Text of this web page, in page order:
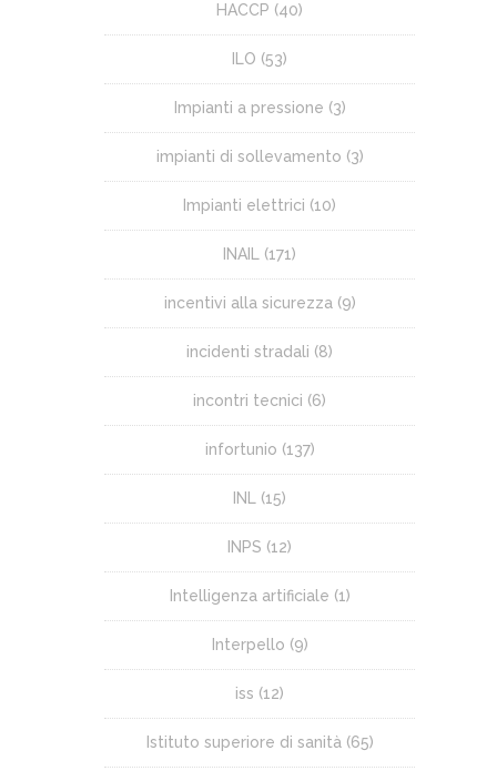
HACCP (40)
ILO (53)
Impianti a pressione (3)
impianti di sollevamento (3)
Impianti elettrici (10)
INAIL (171)
incentivi alla sicurezza(9)
incidenti stradali (8)
incontri tecnici (6)
infortunio (137)
INL (15)
INPS (12)
Intelligenza artificiale (1)
Interpello (9)
iss (12)
Istituto superiore di sanità(65)